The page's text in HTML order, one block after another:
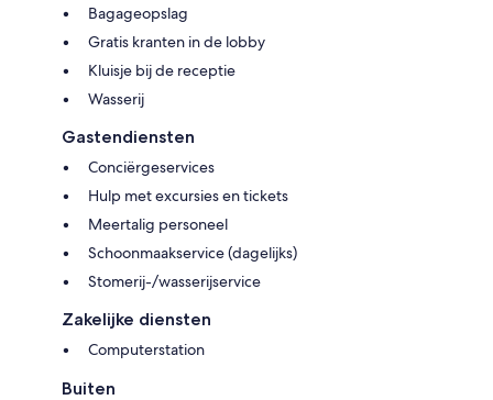
Bagageopslag
Gratis kranten in de lobby
Kluisje bij de receptie
Wasserij
Gastendiensten
Conciërgeservices
Hulp met excursies en tickets
Meertalig personeel
Schoonmaakservice (dagelijks)
Stomerij-/wasserijservice
Zakelijke diensten
Computerstation
Buiten